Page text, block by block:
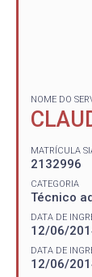
NOME DO
MATRÍCULA
2132996
CATEGORIA
Técnico
DATA DE
12/06/
DATA DE
12/06/